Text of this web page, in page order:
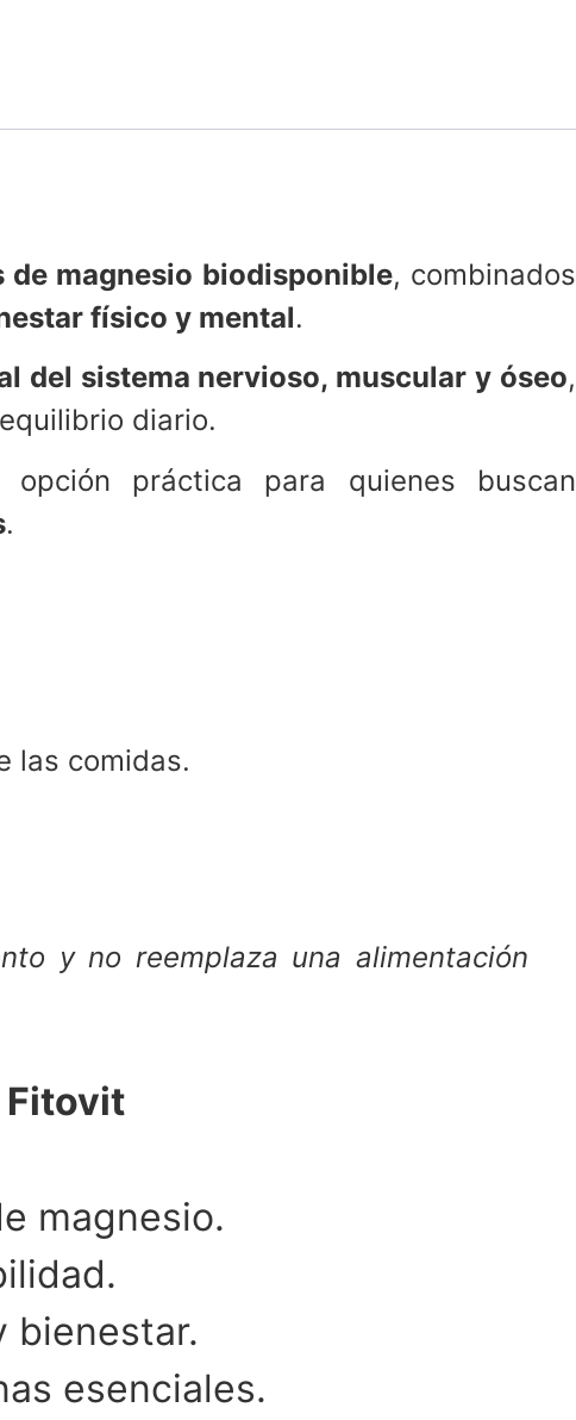
de magnesio biodisponible, combinados
físico y mental.
del sistema nervioso, muscular y óseo,
diario.
práctica para quienes buscan
.
las comidas.
y no reemplaza una alimentación
Fitovit
magnesio.
bienestar.
esenciales.